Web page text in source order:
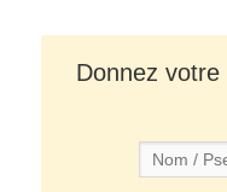
Donnez